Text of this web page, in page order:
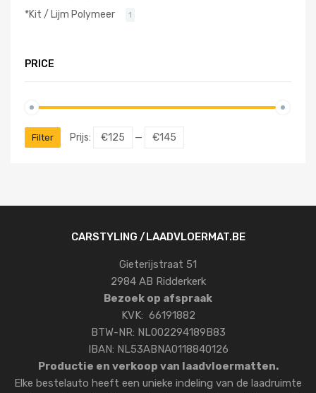
*Kit / Lijm Polymeer 1
PRICE
Filter Prijs: €125 — €145
CARSTYLING /LAADVLOERMAT.BE
Gieterijstraat 51
2984 AB Ridderkerk
Bezoek op afspraak
KVK: 66191882
BTW-NR: NL002294189B83
IBAN: NL53ABNA0118840126
Productie en verkoop van laadvloermatten.
Elke bestelauto heeft een unieke indeling van de laadruimte